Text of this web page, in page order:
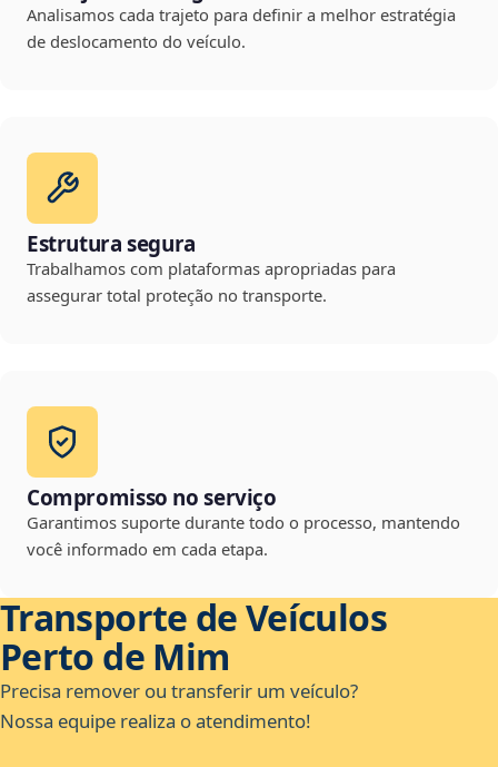
Analisamos cada trajeto para definir a melhor estratégia
de deslocamento do veículo.
Estrutura segura
Trabalhamos com plataformas apropriadas para
assegurar total proteção no transporte.
Compromisso no serviço
Garantimos suporte durante todo o processo, mantendo
você informado em cada etapa.
Transporte de Veículos
Perto de Mim
Precisa remover ou transferir um veículo?
Nossa equipe realiza o atendimento!